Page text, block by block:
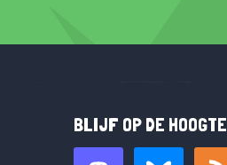
BLIJF OP DE HOOGTE